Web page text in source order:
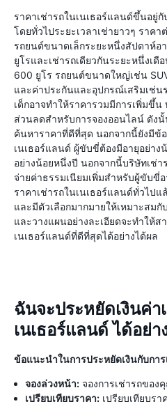
ราคาเช่ารถในเนเธอร์แลนด์ขึ้นอยู่กั
โดยทั่วไประยะเวลาเช่ายาวๆ ราคา
รถยนต์ขนาดเล็กระยะหนึ่งสัปดาห์อ
ยูโรและเช่ารถเดียวกันระยะหนึ่งเดื
600 ยูโร รถยนต์ขนาดใหญ่เช่น
และค่าประกันและอุปกรณ์เสริมเช่น
เด็กอาจทำให้ราคารวมมีการเพิ่มขึ้
ส่วนลดสำหรับการจองออนไลน์ ดัง
ค้นหาราคาที่ดีที่สุด นอกจากนี้ยังมีข้
เนเธอร์แลนด์ ผู้ขับขี่ต้องมีอายุอย่า
อย่างน้อยหนึ่งปี นอกจากนี้บริษัทเช่า
จ่ายค่าธรรมเนียมเพิ่มสำหรับผู้ขับขี่
ราคาเช่ารถในเนเธอร์แลนด์ทั่วไปแ
และมีตัวเลือกมากมายให้เหมาะสม
และวางแผนอย่างละเอียดจะทำให้ส
เนเธอร์แลนด์ที่ดีที่สุดได้อย่างได้ผล
ฉันจะประหยัดเงินค่า
เนเธอร์แลนด์ ได้อย่า
ข้อแนะนำในการประหยัดเงินกับกา
จองล่วงหน้า: จองการเช่ารถของ
เปรียบเทียบราคา: เปรียบเทียบร